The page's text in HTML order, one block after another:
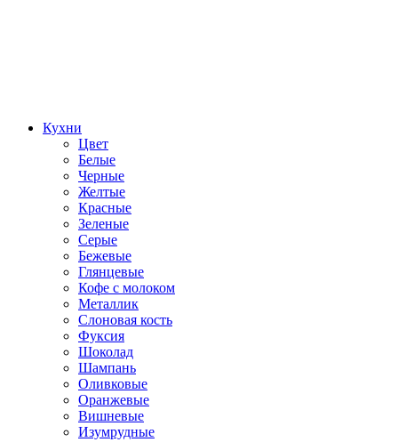
Кухни
Цвет
Белые
Черные
Желтые
Красные
Зеленые
Серые
Бежевые
Глянцевые
Кофе с молоком
Металлик
Слоновая кость
Фуксия
Шоколад
Шампань
Оливковые
Оранжевые
Вишневые
Изумрудные